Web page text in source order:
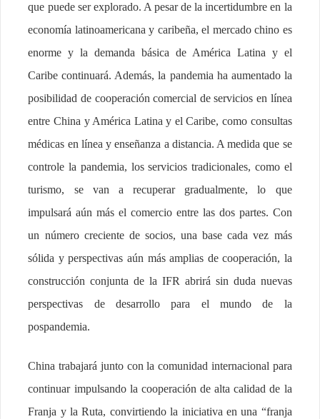
que puede ser explorado. A pesar de la incertidumbre en la
economía latinoamericana y caribeña, el mercado chino es
enorme y la demanda básica de América Latina y el
Caribe continuará. Además, la pandemia ha aumentado la
posibilidad de cooperación comercial de servicios en línea
entre China y América Latina y el Caribe, como consultas
médicas en línea y enseñanza a distancia. A medida que se
controle la pandemia, los servicios tradicionales, como el
turismo, se van a recuperar gradualmente, lo que
impulsará aún más el comercio entre las dos partes. Con
un número creciente de socios, una base cada vez más
sólida y perspectivas aún más amplias de cooperación, la
construcción conjunta de la IFR abrirá sin duda nuevas
perspectivas de desarrollo para el mundo de la
pospandemia.
China trabajará junto con la comunidad internacional para
continuar impulsando la cooperación de alta calidad de la
Franja y la Ruta, convirtiendo la iniciativa en una “franja